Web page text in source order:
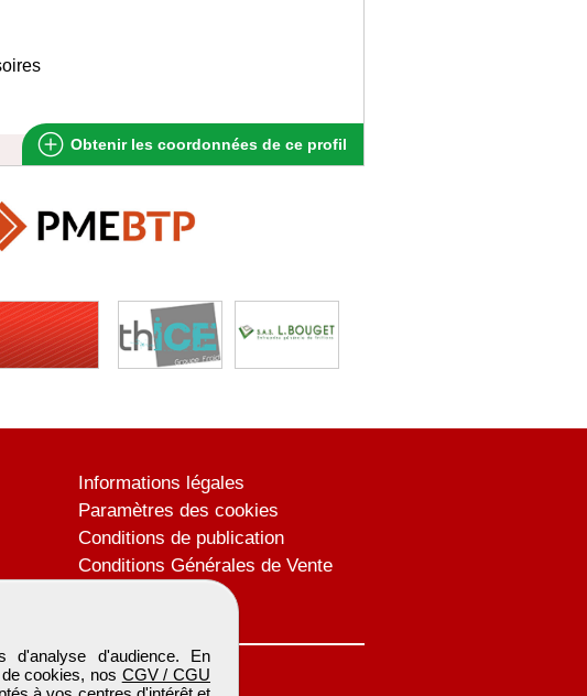
Obtenir les coordonnées de ce profil
d'audience. En
cookies, nos CGV / CGU
Informations légales
Paramètres des cookies
Conditions de publication
Conditions Générales de Vente